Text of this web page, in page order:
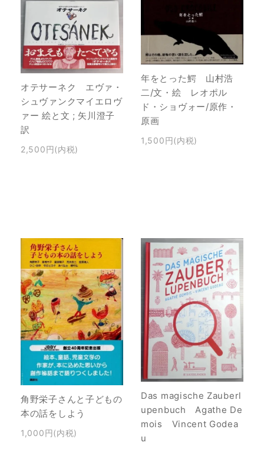
オテサーネク エヴァ・
シュヴァンクマイエロヴ
ァー 絵と文 ; 矢川澄子
訳
2,500円(内税)
年をとった鰐 山村浩
二/文・絵 レオポル
ド・ショヴォー/原作・
原画
1,500円(内税)
角野栄子さんと子どもの
本の話をしよう
1,000円(内税)
Das magische Zauberl
upenbuch Agathe De
mois Vincent Godea
u